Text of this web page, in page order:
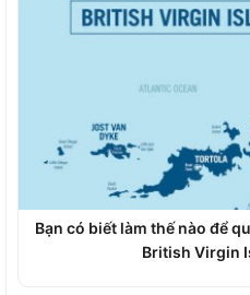
Bạn có biết làm thế nào để
British Virgin